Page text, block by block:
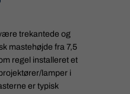
trekantede og
mastehøjde fra 7,5
regel installeret et
lamper i
er typisk